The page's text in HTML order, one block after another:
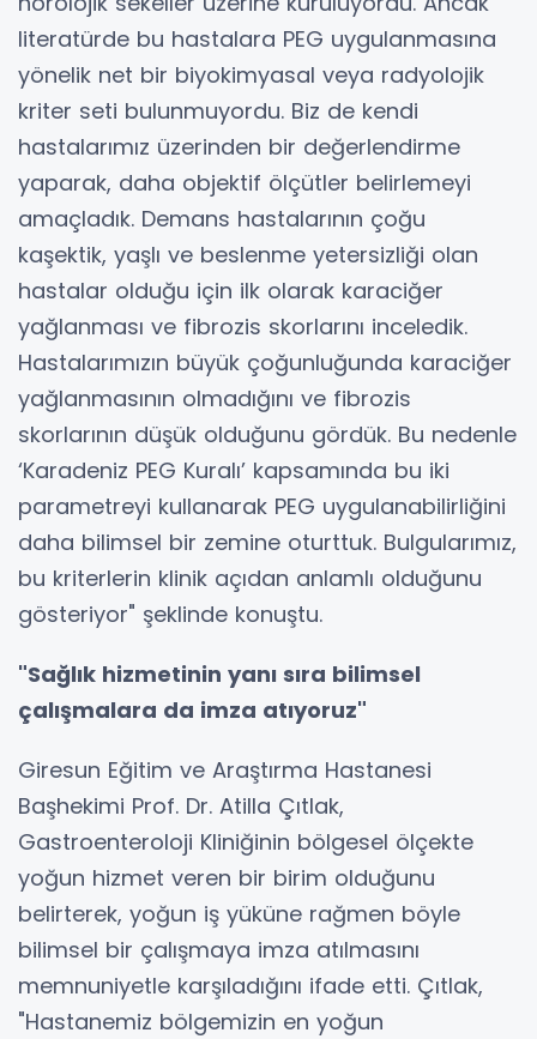
literatürde bu hastalara PEG uygulanmasına
yönelik net bir biyokimyasal veya radyolojik
kriter seti bulunmuyordu. Biz de kendi
hastalarımız üzerinden bir değerlendirme
yaparak, daha objektif ölçütler belirlemeyi
amaçladık. Demans hastalarının çoğu
kaşektik, yaşlı ve beslenme yetersizliği olan
hastalar olduğu için ilk olarak karaciğer
yağlanması ve fibrozis skorlarını inceledik.
Hastalarımızın büyük çoğunluğunda karaciğer
yağlanmasının olmadığını ve fibrozis
skorlarının düşük olduğunu gördük. Bu nedenle
‘Karadeniz PEG Kuralı’ kapsamında bu iki
parametreyi kullanarak PEG uygulanabilirliğini
daha bilimsel bir zemine oturttuk. Bulgularımız,
bu kriterlerin klinik açıdan anlamlı olduğunu
gösteriyor" şeklinde konuştu.
"Sağlık hizmetinin yanı sıra bilimsel
çalışmalara da imza atıyoruz"
Giresun Eğitim ve Araştırma Hastanesi
Başhekimi Prof. Dr. Atilla Çıtlak,
Gastroenteroloji Kliniğinin bölgesel ölçekte
yoğun hizmet veren bir birim olduğunu
belirterek, yoğun iş yüküne rağmen böyle
bilimsel bir çalışmaya imza atılmasını
memnuniyetle karşıladığını ifade etti. Çıtlak,
"Hastanemiz bölgemizin en yoğun